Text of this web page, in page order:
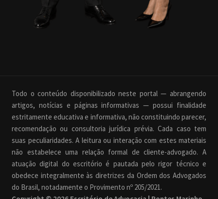
Todo o conteúdo disponibilizado neste portal — abrangendo
artigos, notícias e páginas informativas — possui finalidade
estritamente educativa e informativa, não constituindo parecer,
recomendação ou consultoria jurídica prévia. Cada caso tem
suas peculiaridades. A leitura ou interação com estes materiais
não estabelece uma relação formal de cliente-advogado. A
atuação digital do escritório é pautada pelo rigor técnico e
obedece integralmente às diretrizes da Ordem dos Advogados
do Brasil, notadamente o Provimento nº 205/2021.